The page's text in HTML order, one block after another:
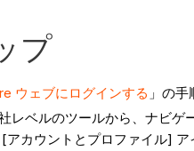
プ
ウェブにログインする 」の手
レベルのツールから、ナビゲ
アカウントとプロファイル] ア